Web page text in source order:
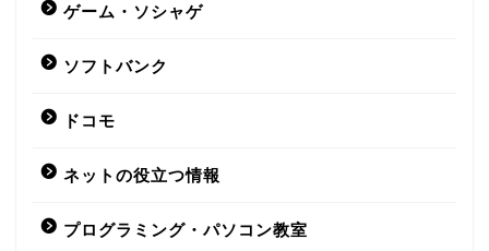
ゲーム・ソシャゲ
ソフトバンク
ドコモ
ネットの役立つ情報
プログラミング・パソコン教室